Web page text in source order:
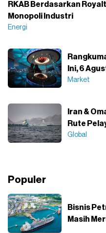
RKAB Berdasarkan
Monopoli Industri
Energi
Ini, 6
Market
Iran &
Rute
Global
Populer
Bisnis
Masih